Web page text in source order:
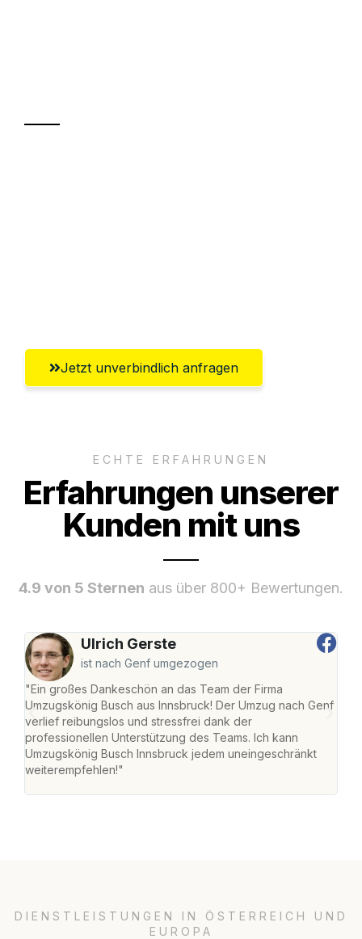
Jetzt unverbindlich anfragen
ECHTE ERFAHRUNGEN
Erfahrungen unserer
Kunden mit uns
4.9 von 5 Sternen aus über 800+ Bewertungen.
Ulrich Gerste
ist nach Genf umgezogen
"Ein großes Dankeschön an das Team der Firma
Umzugskönig Busch aus Innsbruck! Der Umzug nach Genf
verlief reibungslos und stressfrei dank der
professionellen Unterstützung des Teams. Ich kann
Umzugskönig Busch Innsbruck jedem uneingeschränkt
weiterempfehlen!"
DIENSTLEISTUNGEN IN ÖSTERREICH UND
EUROPA